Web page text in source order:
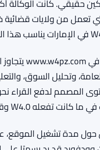
مليون جنيه سنوياً
للحصول على أوامر
كانت الوكالة أكثر